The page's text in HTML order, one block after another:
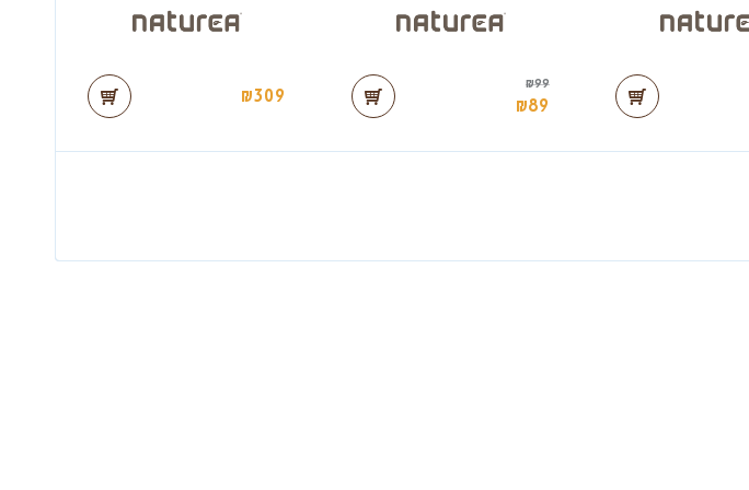
₪99
₪89
₪309